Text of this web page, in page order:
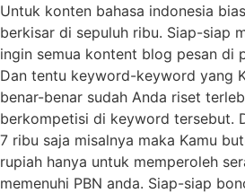
Untuk konten bahasa indonesia
berkisar di sepuluh ribu. Siap-siap
ingin semua kontent blog pesan di
Dan tentu keyword-keyword yang
benar-benar sudah Anda riset
berkompetisi di keyword tersebut.
7 ribu saja misalnya maka Kamu
rupiah hanya untuk memperoleh
memenuhi PBN anda. Siap-siap